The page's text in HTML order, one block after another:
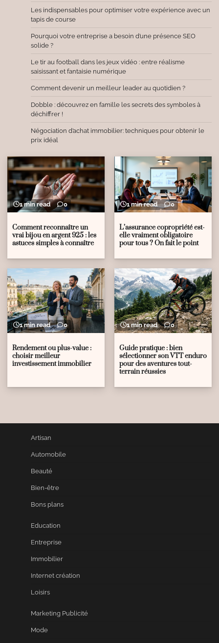
Les indispensables pour optimiser votre expérience avec un
tapis de course
Pourquoi votre entreprise a besoin d’une présence SEO
solide ?
Le tir au football dans les jeux vidéo : entre réalisme
saisissant et fantaisie numérique
Comment devenir un meilleur leader au quotidien ?
Dobble : découvrez en famille les secrets des symboles à
déchiffrer !
Négociation d’achat immobilier: techniques pour obtenir le
prix idéal
1 min read 0
Comment reconnaître un
vrai bijou en argent 925 : les
astuces simples à connaître
1 min read 0
L’assurance copropriété est-
elle vraiment obligatoire
pour tous ? On fait le point
1 min read 0
Rendement ou plus-value :
choisir meilleur
investissement immobilier
1 min read 0
Guide pratique : bien
sélectionner son VTT enduro
pour des aventures tout-
terrain réussies
Artisan
Automobile
Beauté
Bien-être
Bons plans
Education
Entreprise
Immobilier
Internet création
Loisirs
Marketing Publicité
Mode